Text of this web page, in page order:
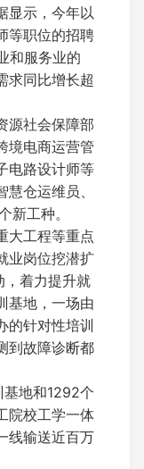
显示，今年以
等职位的招聘
和服务业的
求同比增长超
源社会保障部
境电商运营管
电路设计师等
仓运维员、
新工种。
大工程等重点
业岗位挖潜扩
，着力提升就
基地，一场由
的针对性培训
到故障诊断都
基地和1292个
院校工学一体
线输送近百万